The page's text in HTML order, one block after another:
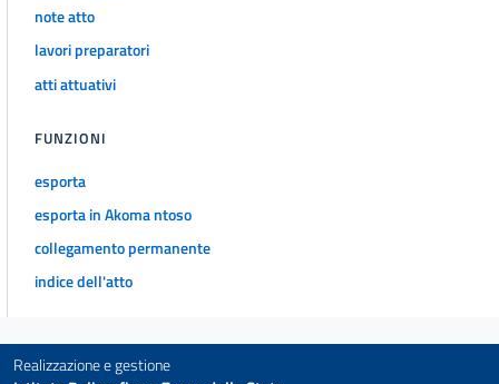
note atto
lavori preparatori
atti attuativi
FUNZIONI
esporta
esporta in Akoma ntoso
collegamento permanente
indice dell'atto
Realizzazione e gestione